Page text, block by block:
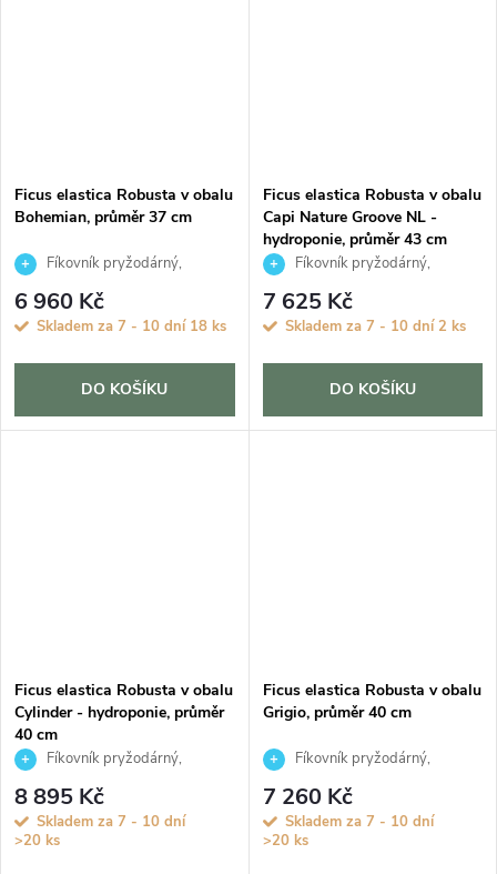
Ficus elastica Robusta v obalu
Bohemian, průměr 37 cm
Fíkovník pryžodárný,
Fíkovník, Gumovník
6 960 Kč
Skladem za 7 - 10 dní 18 ks
DO KOŠÍKU
Ficus elastica Robusta v obalu
Capi Nature Groove NL -
hydroponie, průměr 43 cm
Fíkovník pryžodárný,
Fíkovník, Gumovník
7 625 Kč
Skladem za 7 - 10 dní 2 ks
DO KOŠÍKU
Ficus elastica Robusta v obalu
Cylinder - hydroponie, průměr
40 cm
Fíkovník pryžodárný,
Fíkovník, Gumovník
8 895 Kč
Skladem za 7 - 10 dní
>20 ks
Ficus elastica Robusta v obalu
Grigio, průměr 40 cm
Fíkovník pryžodárný,
Fíkovník, Gumovník
7 260 Kč
Skladem za 7 - 10 dní
>20 ks